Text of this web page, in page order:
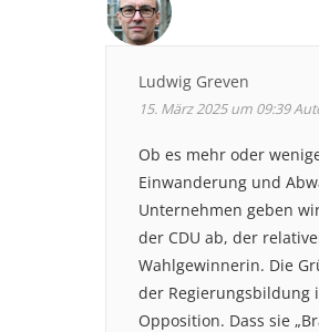
Ludwig Greven
15. März 2025 um 09:39
Ob es mehr oder
Einwanderung und
Unternehmen geben
der CDU ab, der
Wahlgewinnerin. Die
der Regierungsbildung
Opposition. Dass sie